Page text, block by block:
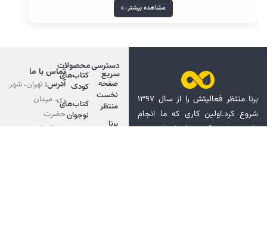
مشاهده بیشتر
برنا منتظر فعالیتش را از سال ۱۳۹۷
شروع کرد.اولین کاری که ما انجام
دادیم نوشتن قصه های کوتاه صوتی
دسترسی
سریع
صفحه
نخست
منتظر
برنا
محصولات
کتاب‌های
کودک
کتاب‌های
نوجوان
تماس با ما
آدرس: تهران، شهر
ری، میدان
حضرت
عبدالعظیم،